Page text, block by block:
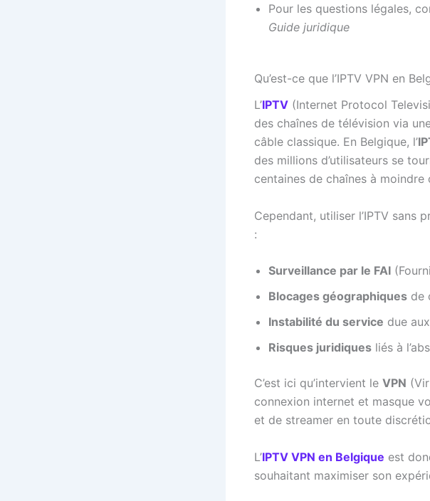
Pour les questions légales,
Guide juridique
Qu’est-ce que l’IPTV VPN en
L’IPTV (Internet Protocol
des chaînes de télévision via
câble classique. En Belgique, l’
des millions d’utilisateurs se
centaines de chaînes à moindre
Cependant, utiliser l’IPTV sans
:
Surveillance par le FAI
Blocages géographiques de
Instabilité du service due
Risques juridiques liés à
C’est ici qu’intervient le VPN
connexion internet et masque
et de streamer en toute
L’IPTV VPN en Belgique est
souhaitant maximiser son